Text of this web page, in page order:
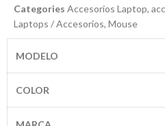
Categories Accesorios Laptop,
Laptops / Accesorios, Mouse
MODELO
COLOR